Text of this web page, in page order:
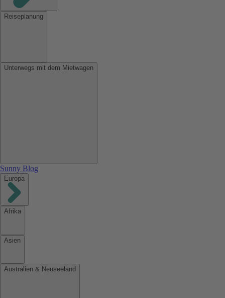
Reiseplanung
Unterwegs mit dem Mietwagen
Sunny Blog
Europa
Afrika
Asien
Australien & Neuseeland